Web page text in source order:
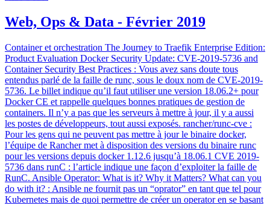
Web, Ops & Data - Février 2019
Container et orchestration The Journey to Traefik Enterprise Edition:
Product Evaluation Docker Security Update: CVE-2019-5736 and
Container Security Best Practices : Vous avez sans doute tous
entendus parlé de la faille de runc, sous le doux nom de CVE-2019-
5736. Le billet indique qu’il faut utiliser une version 18.06.2+ pour
Docker CE et rappelle quelques bonnes pratiques de gestion de
containers. Il n’y a pas que les serveurs à mettre à jour, il y a aussi
les postes de développeurs, tout aussi exposés. rancher/runc-cve :
Pour les gens qui ne peuvent pas mettre à jour le binaire docker,
l’équipe de Rancher met à disposition des versions du binaire runc
pour les versions depuis docker 1.12.6 jusqu’à 18.06.1 CVE 2019-
5736 dans runC : l’article indique une façon d’exploiter la faille de
RunC. Ansible Operator: What is it? Why it Matters? What can you
do with it? : Ansible ne fournit pas un “oprator” en tant que tel pour
Kubernetes mais de quoi permettre de créer un operator en se basant